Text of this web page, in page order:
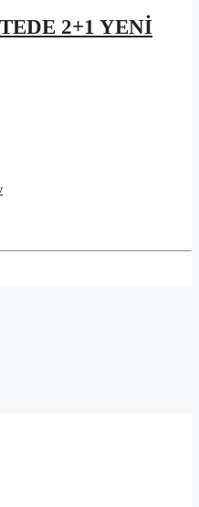
2+1 YENI